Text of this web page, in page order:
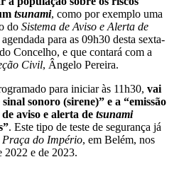
tsunami, como por exemplo uma
do Sistema de Aviso e Alerta de
agendada para as 09h30 desta sexta-
Concelho, e que contará com a
Civil, Ângelo Pereira.
para iniciar às 11h30, vai
sonoro (sirene)” e a “emissão
aviso e alerta de tsunami
. Este tipo de teste de segurança já
Praça do Império, em Belém, nos
2022 e de 2023.